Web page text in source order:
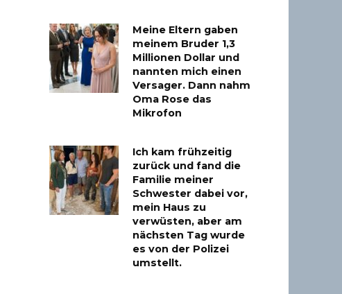
Meine Eltern gaben
meinem Bruder 1,3
Millionen Dollar und
nannten mich einen
Versager. Dann nahm
Oma Rose das
Mikrofon
Ich kam frühzeitig
zurück und fand die
Familie meiner
Schwester dabei vor,
mein Haus zu
verwüsten, aber am
nächsten Tag wurde
es von der Polizei
umstellt.